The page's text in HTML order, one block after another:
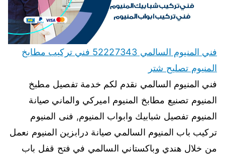
فني المنيوم السالمي 52227343 فني تركيب مطابخ
المنيوم تصليح شتر
فني المنيوم السالمي نقدم لكم خدمة تفصيل مطبخ
المنيوم تصنيع مطابخ المنيوم اميركي والماني صيانة
المنيوم تفصيل شبابيك وابواب المنيوم, فنى المنيوم
تركيب باب المنيوم السالمي صيانة درابزين المنيوم نعمل
من خلال هندي وباكستاني السالمي في فتح قفل باب